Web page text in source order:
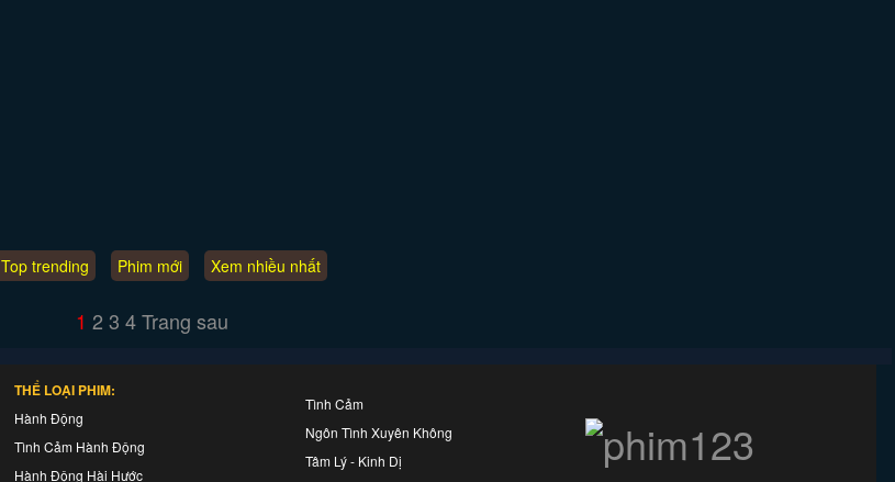
Top trending Phim mới Xem nhiều nhất
1 2 3 4 Trang sau
THỂ LOẠI PHIM:
Hành Động
Tình Cảm Hành Động
Hành Động Hài Hước
Tình Cảm
Ngôn Tình Xuyên Không
Tâm Lý - Kinh Dị